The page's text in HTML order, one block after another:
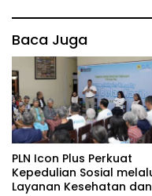
Baca Juga
PLN Icon Plus Perkuat
Kepedulian Sosial
Layanan Kesehatan dan